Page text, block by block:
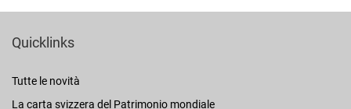
Quicklinks
Tutte le novità
La carta svizzera del Patrimonio mondiale